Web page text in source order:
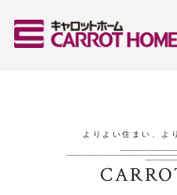
よりよい住まい、よ